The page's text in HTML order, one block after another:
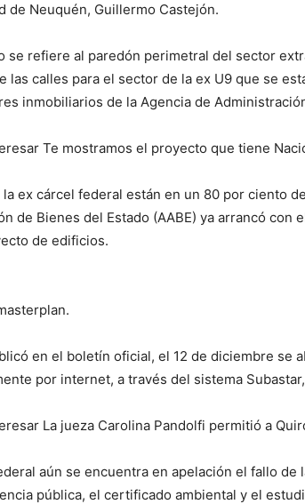
de Neuquén, Guillermo Castejón.
se refiere al paredón perimetral del sector
las calles para el sector de la ex U9 que se
inmobiliarios de la Agencia de
Te mostramos el proyecto que tiene
la ex cárcel federal están en un 80 por ciento
de Bienes del Estado (AABE) ya arrancó
de edificios.
en el boletín oficial, el 12 de diciembre se
por internet, a través del sistema
La jueza Carolina Pandolfi permitió a
aún se encuentra en apelación el fallo de
pública, el certificado ambiental y el